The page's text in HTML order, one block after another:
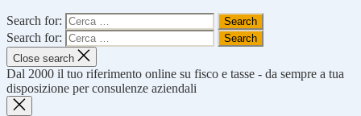
Search for:
Search for:
Close search
Dal 2000 il tuo riferimento online su fisco e tasse - da sempre a tua
disposizione per consulenze aziendali